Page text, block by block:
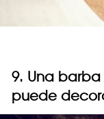
9. Una
puede